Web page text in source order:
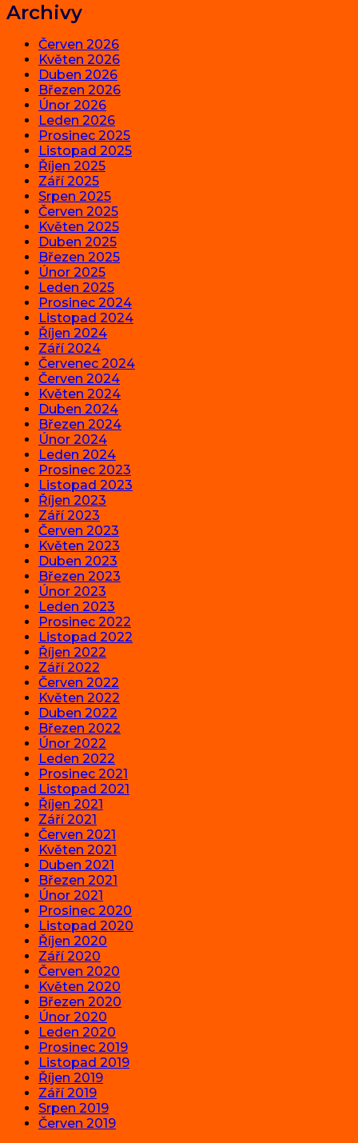
Archivy
Červen 2026
Květen 2026
Duben 2026
Březen 2026
Únor 2026
Leden 2026
Prosinec 2025
Listopad 2025
Říjen 2025
Září 2025
Srpen 2025
Červen 2025
Květen 2025
Duben 2025
Březen 2025
Únor 2025
Leden 2025
Prosinec 2024
Listopad 2024
Říjen 2024
Září 2024
Červenec 2024
Červen 2024
Květen 2024
Duben 2024
Březen 2024
Únor 2024
Leden 2024
Prosinec 2023
Listopad 2023
Říjen 2023
Září 2023
Červen 2023
Květen 2023
Duben 2023
Březen 2023
Únor 2023
Leden 2023
Prosinec 2022
Listopad 2022
Říjen 2022
Září 2022
Červen 2022
Květen 2022
Duben 2022
Březen 2022
Únor 2022
Leden 2022
Prosinec 2021
Listopad 2021
Říjen 2021
Září 2021
Červen 2021
Květen 2021
Duben 2021
Březen 2021
Únor 2021
Prosinec 2020
Listopad 2020
Říjen 2020
Září 2020
Červen 2020
Květen 2020
Březen 2020
Únor 2020
Leden 2020
Prosinec 2019
Listopad 2019
Říjen 2019
Září 2019
Srpen 2019
Červen 2019